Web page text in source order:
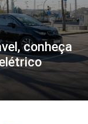
conheça